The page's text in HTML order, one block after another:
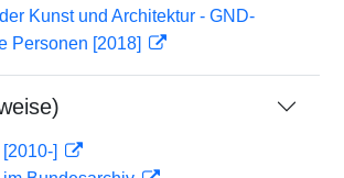
Kunst und Architektur - GND-
Personen [2018]
]